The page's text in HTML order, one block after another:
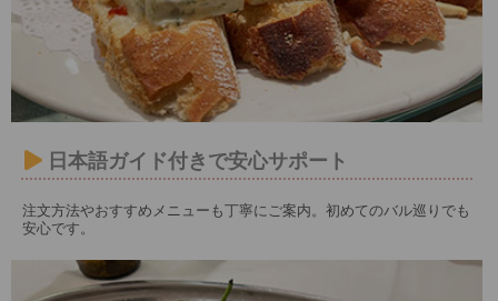
日本語ガイド付きで安心サポート
注文方法やおすすめメニューも丁寧にご案内。初めてのバル巡りでも
安心です。